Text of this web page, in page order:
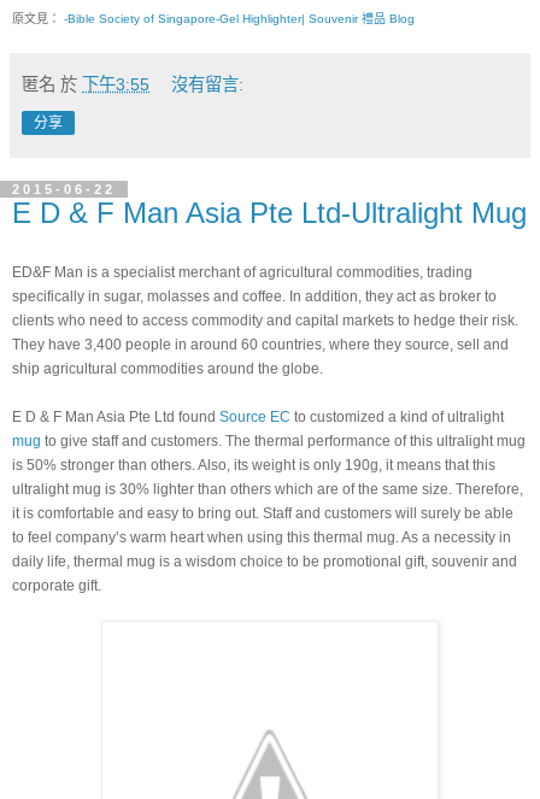
原文見： -Bible Society of Singapore-Gel Highlighter| Souvenir 禮品 Blog
匿名 於 下午3:55 沒有留言:
分享
2015-06-22
E D & F Man Asia Pte Ltd-Ultralight Mug
ED&F Man is a specialist merchant of agricultural commodities, trading
specifically in sugar, molasses and coffee. In addition, they act as broker to
clients who need to access commodity and capital markets to hedge their risk.
They have 3,400 people in around 60 countries, where they source, sell and
ship agricultural commodities around the globe.
E D & F Man Asia Pte Ltd found Source EC
mug to give staff and customers. The thermal performance of this ultralight mug
is 50% stronger than others. Also, its weight is only 190g, it means that this
ultralight mug is 30% lighter than others which are of the same size. Therefore,
it is comfortable and easy to bring out. Staff and customers will surely be able
to feel company’s warm heart when using this thermal mug. As a necessity in
daily life, thermal mug is a wisdom choice to be promotional gift, souvenir and
corporate gift.